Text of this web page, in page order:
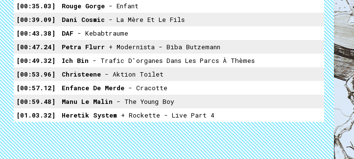
00:35.03
Rouge Gorge - Enfant
00:39.09
Dani Cosmic - La Mère Et Le Fils
00:43.38
DAF - Kebabtraume
00:47.24
Petra Flurr + Modernista - Biba Butzemann
00:49.32
Ich Bin - Trafic D'organes Dans Les Parcs À Thèmes
00:53.96
Christeene - Aktion Toilet
00:57.12
Enfance De Merde - Cracotte
00:59.48
Manu Le Malin - The Young Boy
01.03.32
Heretik System + Rockette - Live Part 4